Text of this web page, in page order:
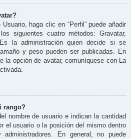
haga clic en “Perfil” puede añadir
siguientes cuatro métodos: Gravatar,
la administración quien decide si se
y peso pueden ser publicadas. En
la opción de avatar, comuníquese con La
rango?
nombre de usuario e indican la cantidad
el usuario o la posición del mismo dentro
En general, no puede